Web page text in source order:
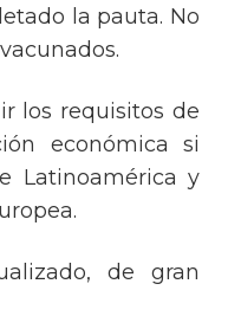
la pauta. No
los requisitos de
económica si
Latinoamérica y
de gran